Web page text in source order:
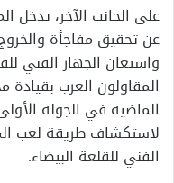
على الجانب الآخر، يدخل
عن تحقيق مفاجأة
واستعان الجهاز الفني
المقاولون العرب
الماضية في الجولة
لاستكشاف طريقة لعب
الفني للقلعة البيضاء.